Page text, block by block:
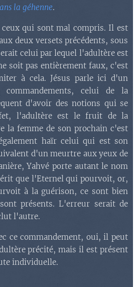
la géhenne.
qui sont mal compris. Il est
deux versets précédents, sous
celui par lequel l'adultère est
soit pas entièrement faux, c'est
à cela. Jésus parle ici d'un
celui de la
d'avoir des notions qui se
l'adultère est le fruit de la
la femme de son prochain c'est
haïr celui qui est son
d'un meurtre aux yeux de
Yahvé porte autant le nom
que l'Eternel qui pourvoit, or,
à la guérison, ce sont bien
présents. L'erreur serait de
l'autre.
ce commandement, oui, il peut
précité, mais il est présent
individuelle.